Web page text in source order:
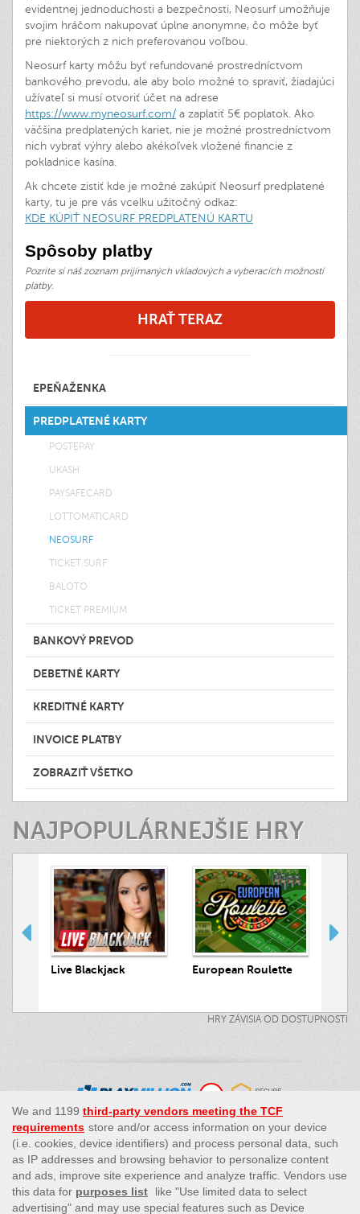
evidentnej jednoduchosti a bezpečnosti, Neosurf umožňuje
svojim hráčom nakupovať úplne anonymne, čo môže byť
pre niektorých z nich preferovanou voľbou.
Neosurf karty môžu byť refundované prostredníctvom
bankového prevodu, ale aby bolo možné to spraviť, žiadajúci
užívateľ si musí otvoriť účet na adrese
https://www.myneosurf.com/ a zaplatiť 5€ poplatok. Ako
väčšina predplatených kariet, nie je možné prostredníctvom
nich vybrať výhry alebo akékoľvek vložené financie z
pokladnice kasína.
Ak chcete zistiť kde je možné zakúpiť Neosurf predplatené
karty, tu je pre vás vcelku užitočný odkaz:
KDE KÚPIŤ NEOSURF PREDPLATENÚ KARTU
Spôsoby platby
Pozrite si náš zoznam prijímaných vkladových a vyberacích možností
platby.
HRAŤ TERAZ
EPEŇAŽENKA
PREDPLATENÉ KARTY
POSTEPAY
UKASH
PAYSAFECARD
LOTTOMATICARD
NEOSURF
TICKET SURF
BALOTO
TICKET PREMIUM
BANKOVÝ PREVOD
DEBETNÉ KARTY
KREDITNÉ KARTY
INVOICE PLATBY
ZOBRAZIŤ VŠETKO
NAJPOPULÁRNEJŠIE HRY
Live Blackjack European Roulette
HRY ZÁVISIA OD DOSTUPNOSTI
This site’s operations are regulated by the Malta Gaming
Authority and is operated by Skill On Net Limited, Office 1/5297